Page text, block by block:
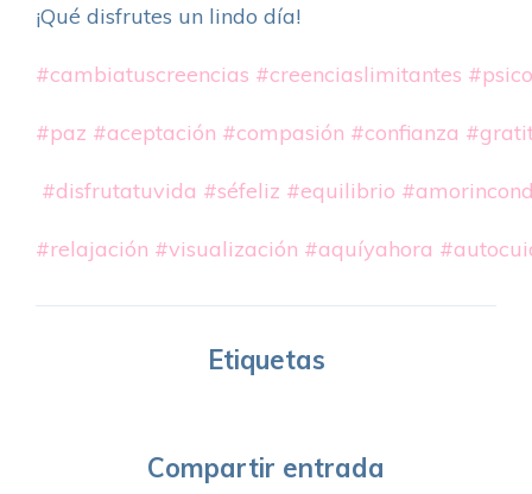
¡Qué disfrutes un lindo día!
#cambiatuscreencias #creenciaslimitantes
#paz #aceptación #compasión #confianza
#disfrutatuvida #séfeliz #equilibrio
#relajación #visualización #aquíyahora
Etiquetas
Compartir entrada